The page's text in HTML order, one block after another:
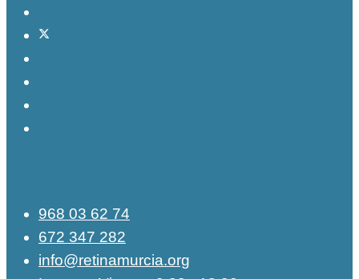
968 03 62 74
672 347 282
info@retinamurcia.org